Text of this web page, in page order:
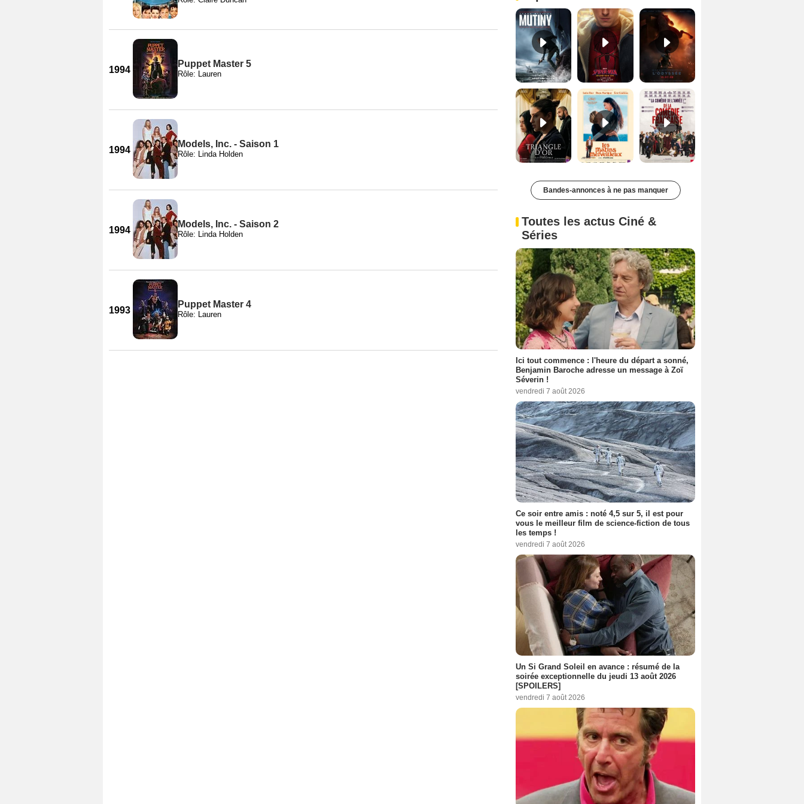
1994
Puppet Master 5
Rôle: Lauren
1994
Models, Inc. - Saison 1
Rôle: Linda Holden
1994
Models, Inc. - Saison 2
Rôle: Linda Holden
1993
Puppet Master 4
Rôle: Lauren
Le Triangle d'or Bande-annonce VF De la Comédie-Française Teaser VF
Bandes-annonces à ne pas manquer
Toutes les actus Ciné &
Séries
Ici tout commence : l'heure du départ a sonné,
Benjamin Baroche adresse un message à Zoï
Séverin !
vendredi 7 août 2026
Ce soir entre amis : noté 4,5 sur 5, il est pour
vous le meilleur film de science-fiction de tous
les temps !
vendredi 7 août 2026
Un Si Grand Soleil en avance : résumé de la
soirée exceptionnelle du jeudi 13 août 2026
[SPOILERS]
vendredi 7 août 2026